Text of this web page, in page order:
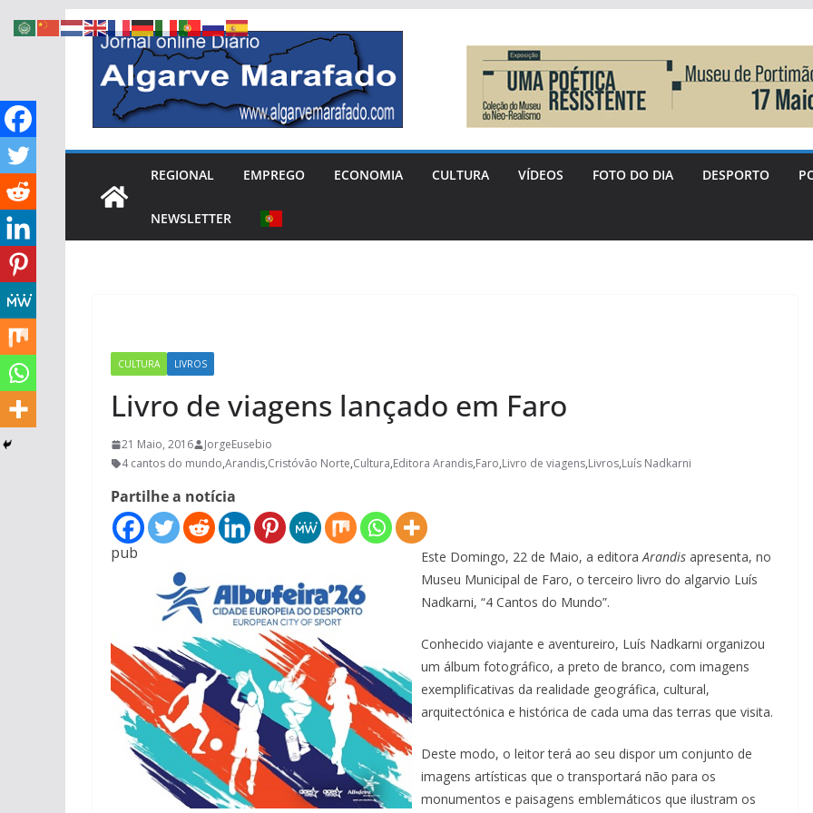
Skip
content
REGIONAL EMPREGO ECONOMIA CULTURA VÍDEOS FOTO DO DIA DESPORTO
NEWSLETTER
CULTURA LIVROS
Livro de viagens lançado em Faro
21 Maio, 2016
JorgeEusebio
4 cantos do mundo,Arandis,Cristóvão Norte,Cultura,Editora Arandis,Faro,Livro de viagens,Livros,Luís Nadkarni
Partilhe a notícia
pub Este Domingo, 22 de Maio, a editoraArandis apresenta, no
Museu Municipal de Faro, o terceiro livro do algarvio Luís
Nadkarni, “4 Cantos do Mundo”.
Conhecido viajante e aventureiro, Luís Nadkarni organizou
um álbum fotográfico, a preto de branco, com imagens
exemplificativas da realidade geográfica, cultural,
arquitectónica e histórica de cada uma das terras que visita.
Deste modo, o leitor terá ao seu dispor um conjunto de
imagens artísticas que o transportará não para os
monumentos e paisagens emblemáticos que ilustram os